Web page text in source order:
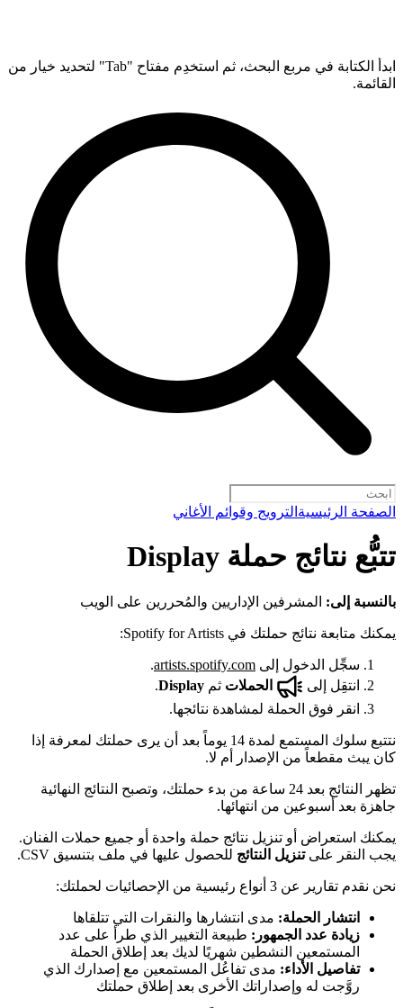
ابدأ الكتابة في مربع البحث، ثم استخدِم مفتاح "Tab" لتحديد خيار من
القائمة.
الصفحة الرئيسية الترويج وقوائم الأغاني
تتبُّع نتائج حملة Display
بالنسبة إلى: المشرفين الإداريين والمُحررين على الويب
يمكنك متابعة نتائج حملتك في Spotify for Artists:
سجِّل الدخول إلى artists.spotify.com
.
انتقِل إلى
الحملات ثم Display
.
انقر فوق الحملة لمشاهدة نتائجها.
نتتبع سلوك المستمع لمدة 14 يوماً بعد أن يرى حملتك لمعرفة إذا
كان يبث مقطعاً من الإصدار أم لا.
تظهر النتائج بعد 24 ساعة من بدء حملتك، وتصبح النتائج النهائية
جاهزة بعد أسبوعين من انتهائها.
يمكنك استعراض أو تنزيل نتائج حملة واحدة أو جميع حملات الفنان.
يجب النقر علىتنزيل النتائج للحصول عليها في ملف بتنسيق CSV.
نحن نقدم تقارير عن 3 أنواع رئيسية من الإحصائيات لحملتك:
انتشار الحملة: مدى انتشارها والنقرات التي تتلقاها
زيادة عدد الجمهور: طبيعة التغيير الذي طرأ على عدد
المستمعين النشطين شهريًا لديك بعد إطلاق الحملة
تفاصيل الأداء: مدى تفاعُل المستمعين مع إصدارك الذي
روَّجت له وإصداراتك الأخرى بعد إطلاق حملتك